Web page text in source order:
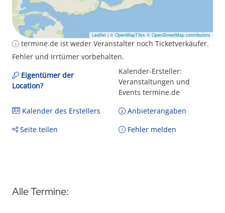
Leaflet | © OpenMapTiles © OpenStreetMap contributors
termine.de ist weder Veranstalter noch Ticketverkäufer.
Fehler und Irrtümer vorbehalten.
Eigentümer der
Location?
Kalender-Ersteller:
Veranstaltungen und
Events termine.de
Kalender des Erstellers
Anbieterangaben
Seite teilen
Fehler melden
Alle Termine: